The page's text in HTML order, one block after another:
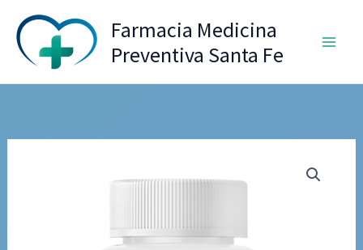
contenido
Farmacia Medicina
Preventiva Santa Fe